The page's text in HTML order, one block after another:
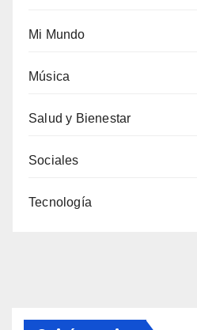
Mi Mundo
Música
Salud y Bienestar
Sociales
Tecnología